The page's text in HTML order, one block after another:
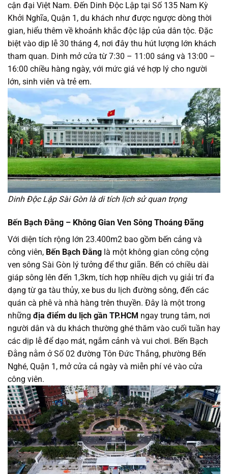
cận đại Việt Nam. Đến Dinh Độc Lập tại Số 135 Nam Kỳ
Khởi Nghĩa, Quận 1, du khách như được ngược dòng thời
gian, hiểu thêm về khoảnh khắc độc lập của dân tộc. Đặc
biệt vào dịp lễ 30 tháng 4, nơi đây thu hút lượng lớn khách
tham quan. Dinh mở cửa từ 7:30 – 11:00 sáng và 13:00 –
16:00 chiều hàng ngày, với mức giá vé hợp lý cho người
lớn, sinh viên và trẻ em.
Dinh Độc Lập Sài Gòn là di tích lịch sử quan trọng
Bến Bạch Đằng – Không Gian Ven Sông Thoáng Đãng
Với diện tích rộng lớn 23.400m2 bao gồm bến cảng và
công viên, Bến Bạch Đằng là một không gian công cộng
ven sông Sài Gòn lý tưởng để thư giãn. Bến có chiều dài
giáp sông lên đến 1,3km, tích hợp nhiều dịch vụ giải trí đa
dạng từ ga tàu thủy, xe bus du lịch đường sông, đến các
quán cà phê và nhà hàng trên thuyền. Đây là một trong
những địa điểm du lịch gần TP.HCM ngay trung tâm, nơi
người dân và du khách thường ghé thăm vào cuối tuần hay
các dịp lễ để dạo mát, ngắm cảnh và vui chơi. Bến Bạch
Đằng nằm ở Số 02 đường Tôn Đức Thắng, phường Bến
Nghé, Quận 1, mở cửa cả ngày và miễn phí vé vào cửa
công viên.